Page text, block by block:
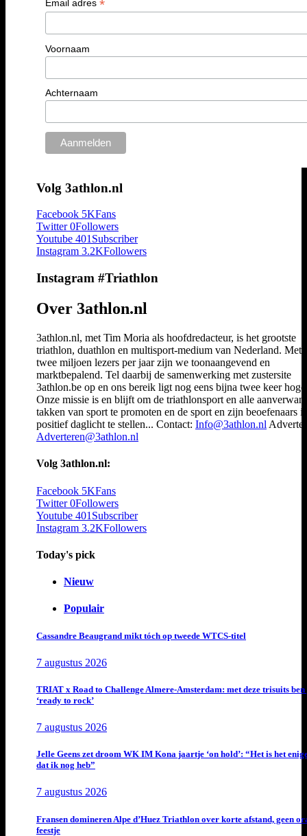
Email adres *
Voornaam
Achternaam
Volg 3athlon.nl
Facebook 5KFans
Twitter 0Followers
Youtube 401Subscriber
Instagram 3.2KFollowers
Instagram #Triathlon
Over 3athlon.nl
3athlon.nl, met Tim Moria als hoofdredacteur, is het grootste
triathlon, duathlon en multisport-medium van Nederland. Met
twee miljoen lezers per jaar zijn we toonaangevend en
marktbepalend. Tel daarbij de samenwerking met zustersite
3athlon.be op en ons bereik ligt nog eens bijna twee keer
Onze missie is en blijft om de triathlonsport en alle
takken van sport te promoten en de sport en zijn beoefenaars
positief daglicht te stellen... Contact: Info@3athlon.nl
Adverteren@3athlon.nl
Volg 3athlon.nl:
Facebook 5KFans
Twitter 0Followers
Youtube 401 Subscriber
Instagram 3.2KFollowers
Today's pick
Nieuw
Populair
Cassandre Beaugrand mikt tóch op tweede WTCS-titel
7 augustus 2026
TRIAT x Road to Challenge Almere-Amsterdam: met deze trisuits ben
‘ready to rock’
7 augustus 2026
Jelle Geens zet droom WK IM Kona jaartje ‘on hold’: “Het is het
dat ik nog heb”
7 augustus 2026
Fransen domineren Alpe d’Huez Triathlon over korte afstand, geen
feestje